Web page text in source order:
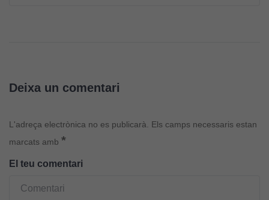
Deixa un comentari
L'adreça electrònica no es publicarà.
Els camps necessaris estan
marcats amb *
El teu comentari